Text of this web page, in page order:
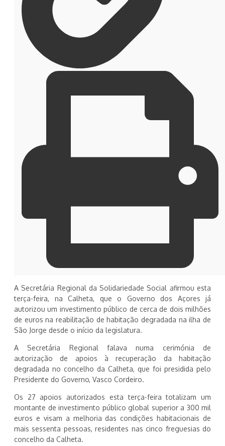
A Secretária Regional da Solidariedade Social afirmou esta
terça-feira, na Calheta, que o Governo dos Açores já
autorizou um investimento público de cerca de dois milhões
de euros na reabilitação de habitação degradada na ilha de
São Jorge desde o início da legislatura.
A Secretária Regional falava numa cerimónia de
autorização de apoios à recuperação da habitação
degradada no concelho da Calheta, que foi presidida pelo
Presidente do Governo, Vasco Cordeiro.
Os 27 apoios autorizados esta terça-feira totalizam um
montante de investimento público global superior a 300 mil
euros e visam a melhoria das condições habitacionais de
mais sessenta pessoas, residentes nas cinco freguesias do
concelho da Calheta.